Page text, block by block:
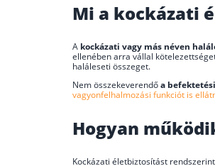
Mi a kockázati
A kockázati vagy más néven
ellenében arra vállal
haláleseti összeget.
Nem összekeverendőa
vagyonfelhalmozási funkciót is
Hogyan
Kockázati életbiztosítást